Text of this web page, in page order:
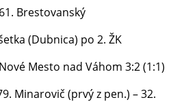
Brestovanský
(Dubnica) po 2. ŽK
Mesto nad Váhom 3:2 (1:1)
Minarovič (prvý z pen.) – 32.